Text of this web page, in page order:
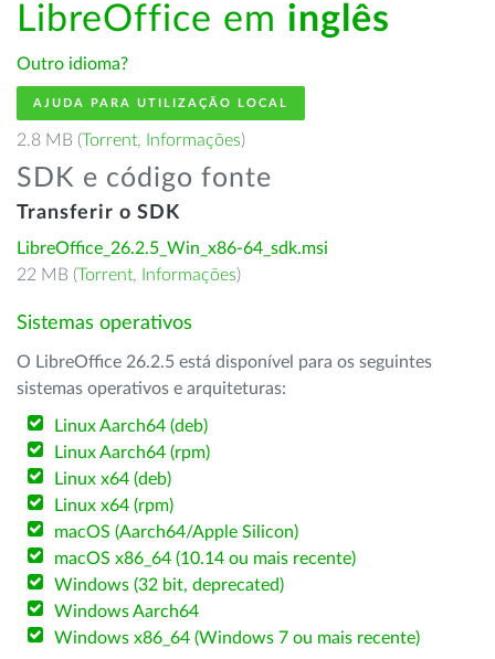
LibreOffice em inglês
Outro idioma?
AJUDA PARA UTILIZAÇÃO LOCAL
2.8 MB (Torrent, Informações)
SDK e código fonte
Transferir o SDK
LibreOffice_26.2.5_Win_x86-64_sdk.msi
22 MB (Torrent, Informações)
Sistemas operativos
O LibreOffice 26.2.5 está disponível para os seguintes
sistemas operativos e arquiteturas:
Linux Aarch64 (deb)
Linux Aarch64 (rpm)
Linux x64 (deb)
Linux x64 (rpm)
macOS (Aarch64/Apple Silicon)
macOS x86_64 (10.14 ou mais recente)
Windows (32 bit, deprecated)
Windows Aarch64
Windows x86_64 (Windows 7 ou mais recente)